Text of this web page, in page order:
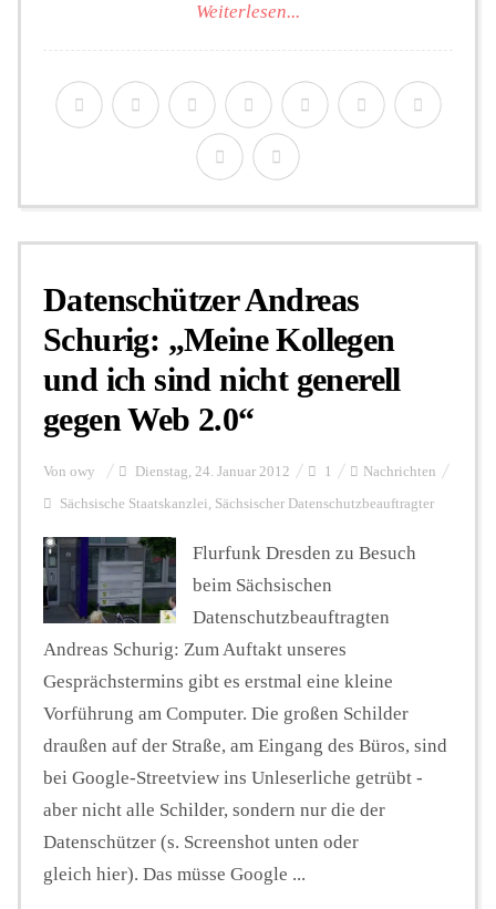
Weiterlesen...
Datenschützer Andreas
Schurig: „Meine Kollegen
und ich sind nicht generell
gegen Web 2.0“
Von owy Dienstag, 24. Januar 2012 1 Nachrichten
Sächsische Staatskanzlei, Sächsischer Datenschutzbeauftragter
Flurfunk Dresden zu Besuch
beim Sächsischen
Datenschutzbeauftragten
Andreas Schurig: Zum Auftakt unseres
Gesprächstermins gibt es erstmal eine kleine
Vorführung am Computer. Die großen Schilder
draußen auf der Straße, am Eingang des Büros, sind
bei Google-Streetview ins Unleserliche getrübt -
aber nicht alle Schilder, sondern nur die der
Datenschützer (s. Screenshot unten oder
gleich hier). Das müsse Google ...